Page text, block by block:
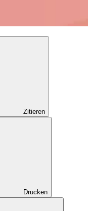
Zitieren
Drucken